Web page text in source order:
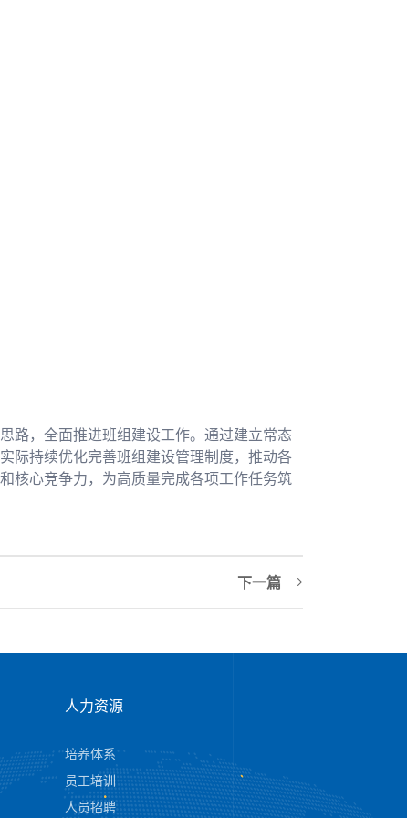
路，全面推进班组建设工作。通过建立常态
际持续优化完善班组建设管理制度，推动各
核心竞争力，为高质量完成各项工作任务筑
下一篇
人力资源
培养体系
员工培训
人员招聘